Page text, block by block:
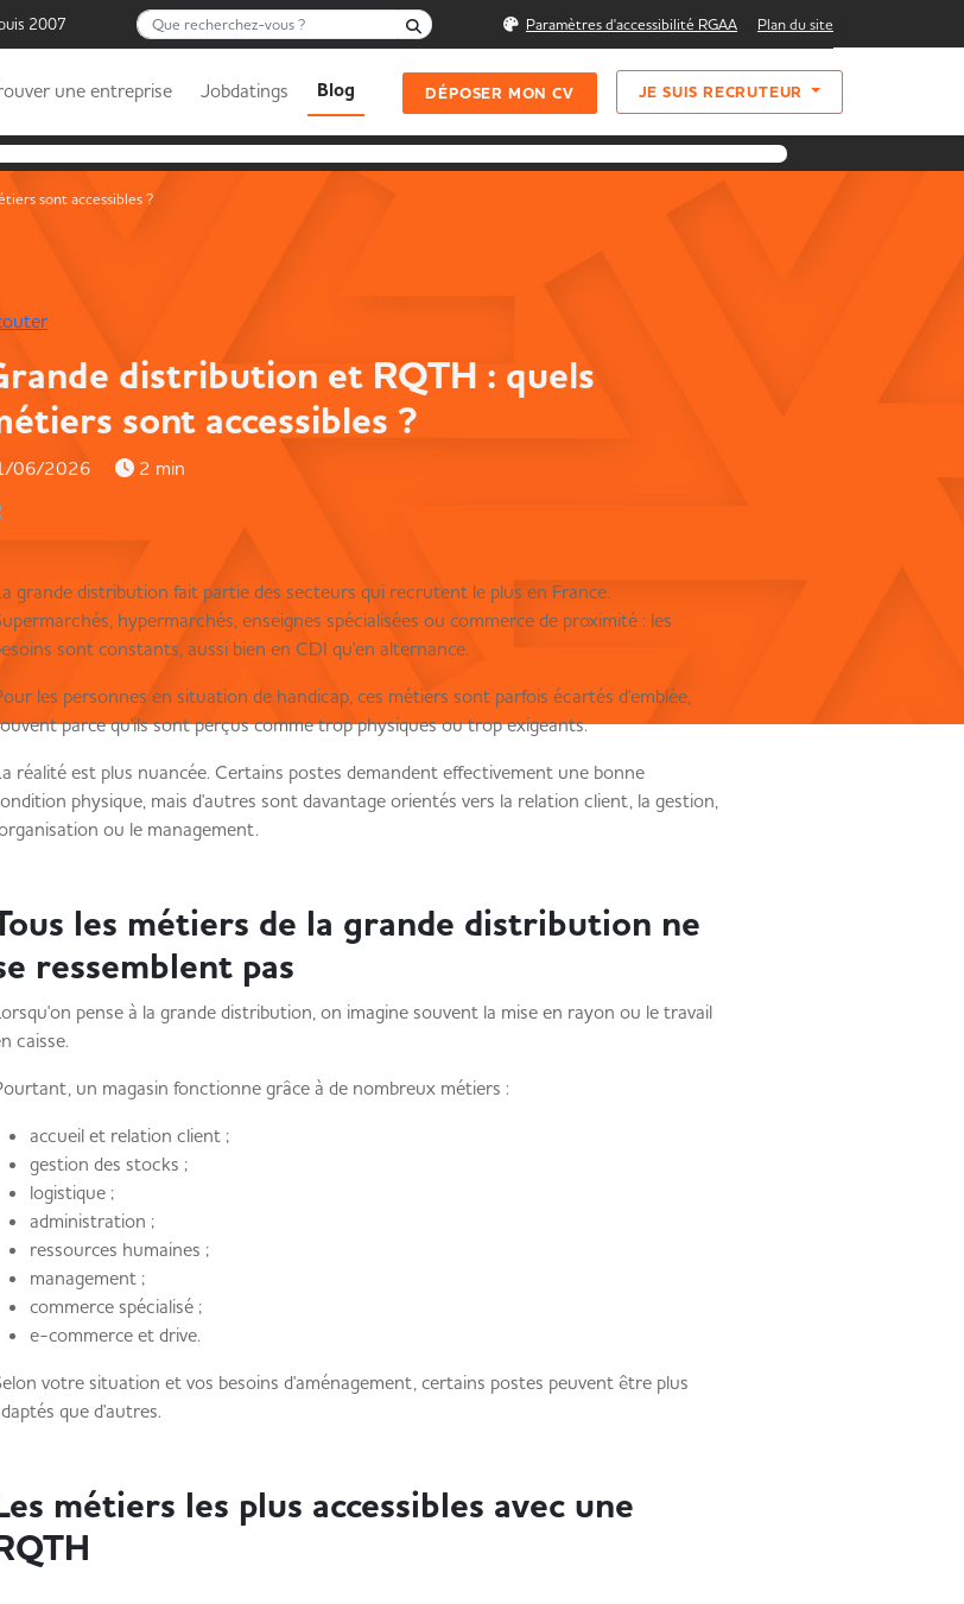
2007 Que recherchez-vous ? Rechercher Paramètres d'accessibilité RGAA Plan du site
une entreprise Jobdatings Blog DÉPOSER MON CV JE SUIS RECRUTEUR
sont accessibles ?
distribution et RQTH : quels
sont accessibles ?
06/2026 2 min
grande distribution fait partie des secteurs qui recrutent le plus en France.
hypermarchés, enseignes spécialisées ou commerce de proximité : les
sont constants, aussi bien en CDI qu'en alternance.
les personnes en situation de handicap, ces métiers sont parfois écartés d'emblée,
parce qu'ils sont perçus comme trop physiques ou trop exigeants.
réalité est plus nuancée. Certains postes demandent effectivement une bonne
physique, mais d'autres sont davantage orientés vers la relation client, la gestion,
ou le management.
les métiers de la grande distribution ne
ressemblent pas
pense à la grande distribution, on imagine souvent la mise en rayon ou le travail
caisse.
un magasin fonctionne grâce à de nombreux métiers :
accueil et relation client ;
gestion des stocks ;
logistique ;
administration ;
ressources humaines ;
management ;
commerce spécialisé ;
e-commerce et drive.
votre situation et vos besoins d'aménagement, certains postes peuvent être plus
que d'autres.
métiers les plus accessibles avec une